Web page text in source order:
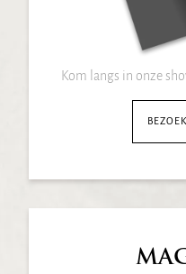
Kom langs in onze